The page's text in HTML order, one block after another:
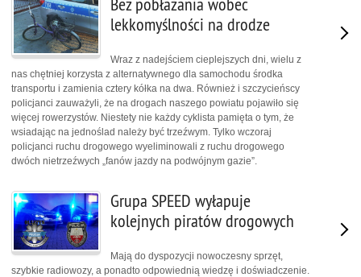
Bez pobłażania wobec
lekkomyślności na drodze
Wraz z nadejściem cieplejszych dni, wielu z
nas chętniej korzysta z alternatywnego dla samochodu środka
transportu i zamienia cztery kółka na dwa. Również i szczycieńscy
policjanci zauważyli, że na drogach naszego powiatu pojawiło się
więcej rowerzystów. Niestety nie każdy cyklista pamięta o tym, że
wsiadając na jednoślad należy być trzeźwym. Tylko wczoraj
policjanci ruchu drogowego wyeliminowali z ruchu drogowego
dwóch nietrzeźwych „fanów jazdy na podwójnym gazie”.
Grupa SPEED wyłapuje
kolejnych piratów drogowych
Mają do dyspozycji nowoczesny sprzęt,
szybkie radiowozy, a ponadto odpowiednią wiedzę i doświadczenie.